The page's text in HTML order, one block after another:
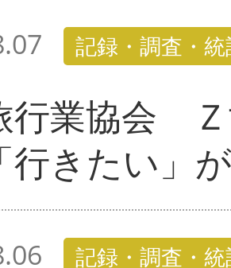
記録・調査・
行業協会
きたい」
記録・調査・